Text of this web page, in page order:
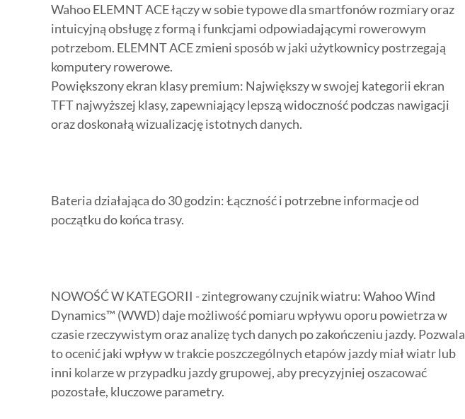
Wahoo ELEMNT ACE łączy w sobie typowe dla smartfonów rozmiary oraz
intuicyjną obsługę z formą i funkcjami odpowiadającymi rowerowym
potrzebom. ELEMNT ACE zmieni sposób w jaki użytkownicy postrzegają
komputery rowerowe.
Powiększony ekran klasy premium: Największy w swojej kategorii ekran
TFT najwyższej klasy, zapewniający lepszą widoczność podczas nawigacji
oraz doskonałą wizualizację istotnych danych.
Bateria działająca do 30 godzin: Łączność i potrzebne informacje od
początku do końca trasy.
NOWOŚĆ W KATEGORII - zintegrowany czujnik wiatru: Wahoo Wind
Dynamics™ (WWD) daje możliwość pomiaru wpływu oporu powietrza w
czasie rzeczywistym oraz analizę tych danych po zakończeniu jazdy. Pozwala
to ocenić jaki wpływ w trakcie poszczególnych etapów jazdy miał wiatr lub
inni kolarze w przypadku jazdy grupowej, aby precyzyjniej oszacować
pozostałe, kluczowe parametry.